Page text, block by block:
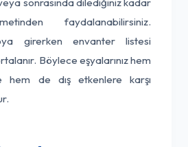
faydalanabilirsiniz.
girerken envanter listesi
Böylece eşyalarınız hem
hem de dış etkenlere karşı